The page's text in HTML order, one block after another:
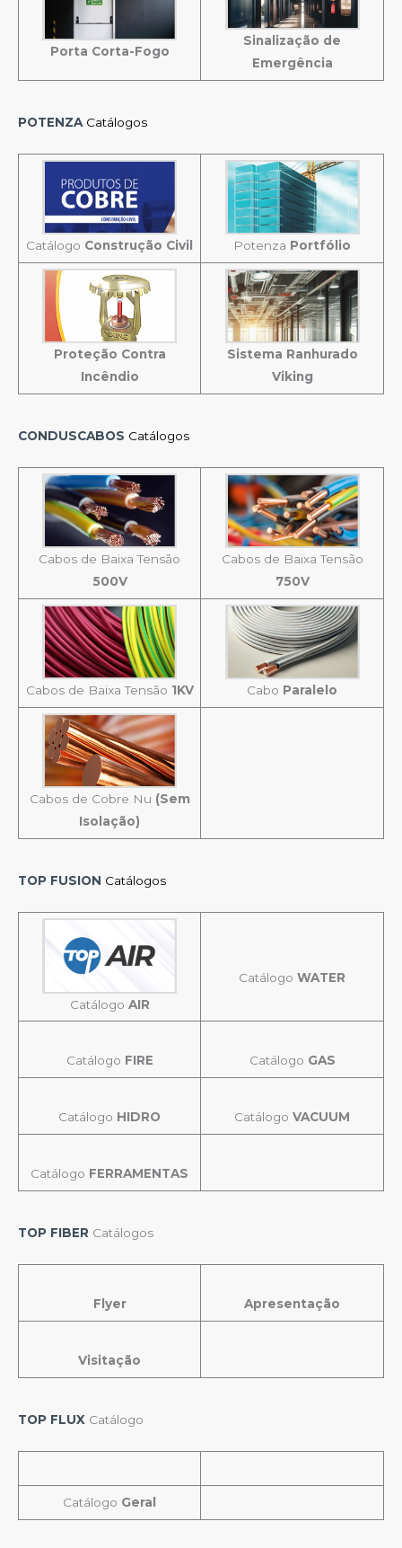
Porta Corta-Fogo
Sinalização de
Emergência
POTENZA Catálogos
Catálogo Construção Civil Potenza Portfólio
Proteção Contra
Incêndio
Sistema Ranhurado
Viking
CONDUSCABOS Catálogos
Cabos de Baixa Tensão
500V
Cabos de Baixa Tensão
750V
Cabos de Baixa Tensão 1KV Cabo Paralelo
Cabos de Cobre Nu (Sem
Isolação)
TOP FUSION Catálogos
Catálogo AIR
Catálogo WATER
Catálogo FIRE Catálogo GAS
Catálogo HIDRO Catálogo VACUUM
Catálogo FERRAMENTAS
TOP FIBER Catálogos
Flyer Apresentação
Visitação
TOP FLUX Catálogo
Catálogo Geral